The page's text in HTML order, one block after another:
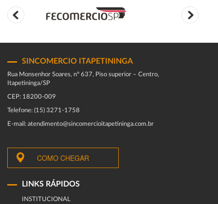
SINCOMERCIO ITAPETININGA
Rua Monsenhor Soares, nº 637, Piso superior – Centro,
Itapetininga/SP
CEP: 18200-009
Telefone: (15) 3271-1758
E-mail: atendimento@sincomercioitapetininga.com.br
COMO CHEGAR
LINKS RÁPIDOS
INSTITUCIONAL